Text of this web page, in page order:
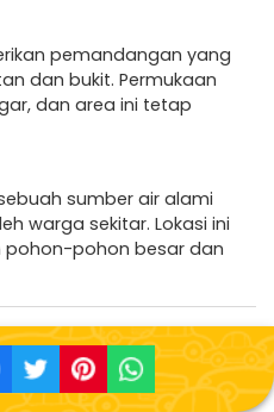
pemandangan yang
dan bukit. Permukaan
dan area ini tetap
sumber air alami
warga sekitar. Lokasi ini
pohon-pohon besar dan